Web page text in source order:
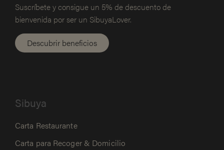
Suscríbete y consigue un 5% dedescuento de
bienvenida por ser un SibuyaLover.
Descubrir beneficios
Sibuya
Carta Restaurante
Carta para Recoger & Domicilio